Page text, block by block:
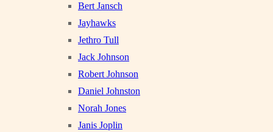
Bert Jansch
Jayhawks
Jethro Tull
Jack Johnson
Robert Johnson
Daniel Johnston
Norah Jones
Janis Joplin